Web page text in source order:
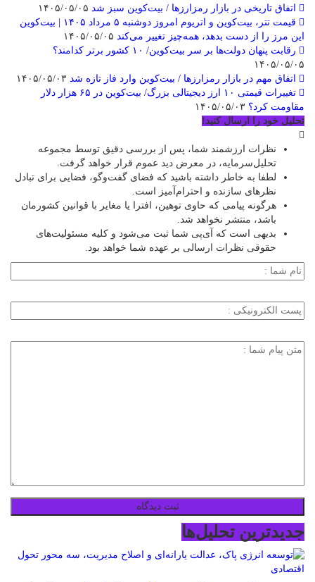
اتفاق تاریخی در بازار رمزارزها / بیت‌کوین سبز شد
قیمت تتر، بیت‌کوین و اتریوم امروز دوشنبه ۵ مرداد ۱۴۰۵ | بیت‌کوین
این مرز را از دست بدهد، همه‌چیز تغییر می‌کند
رقابت پنهان دولت‌ها بر سر بیت‌کوین/ ۱۰ کشور برتر کدامند؟
۱۴۰۵/۰۵/۰۵
اتفاق مهم در بازار رمزارزها / بیت‌کوین وارد فاز تازه شد
تغییرات قیمتی ۱۰ ارز دیجیتالی بزرگ/ بیت‌کوین در ۶۵ هزار دلار
مقاومت کرد؟
تحلیل خود را ارسال کنید!
نظرات ارزشمند شما، پس از بررسی دقیق توسط مجموعه
تحلیل‌سرمایه، در معرض دید عموم قرار خواهد گرفت.
لطفا به خاطر داشته باشید که فضای گفت‌وگو، فضایی برای تبادل
نظرهای سازنده و احترام‌آمیز است.
هرگونه پیامی که حاوی توهین، افترا یا مغایر با قوانین کشورمان
باشد، منتشر نخواهد شد.
بدیهی است که آی‌پی شما ثبت می‌شود و کلیه مسئولیت‌های
حقوقی نظرات ارسالی بر عهده شما خواهد بود.
جدیدترین تحلیل‌ها